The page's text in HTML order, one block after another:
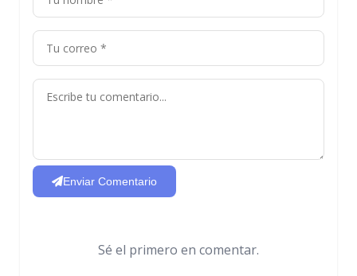
Enviar Comentario
Sé el primero en comentar.